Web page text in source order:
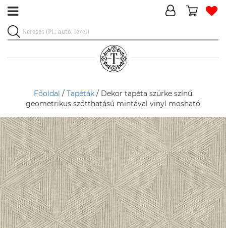
Főoldal / Tapéták / Dekor tapéta szürke színű
geometrikus szőtthatású mintával vinyl mosható